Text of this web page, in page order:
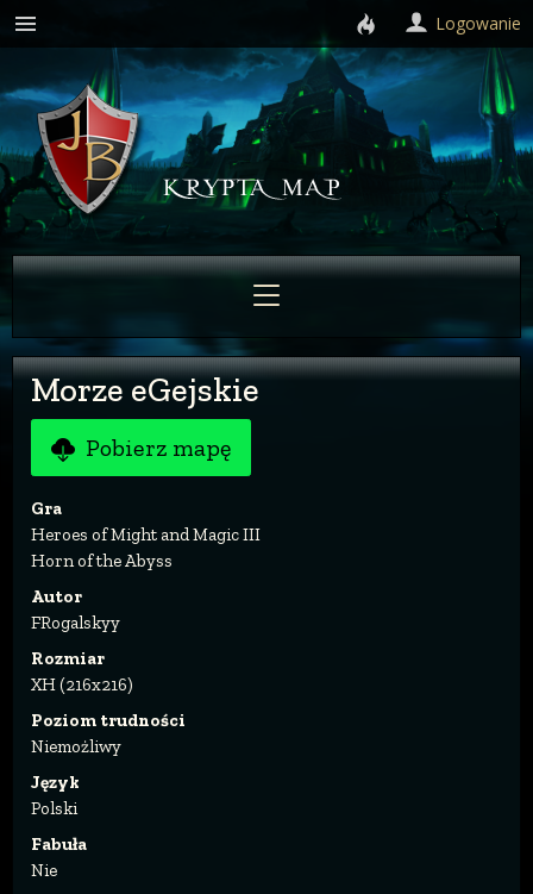
Morze eGejskie
Pobierz mapę
Gra
Heroes of Might and Magic III
Horn of the Abyss
Autor
FRogalskyy
Rozmiar
XH (216x216)
Poziom trudności
Niemożliwy
Język
Polski
Fabuła
Nie
Logowanie